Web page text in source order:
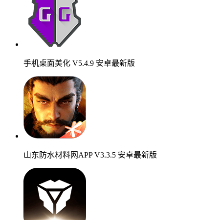
手机桌面美化 V5.4.9 安卓最新版
山东防水材料网APP V3.3.5 安卓最新版